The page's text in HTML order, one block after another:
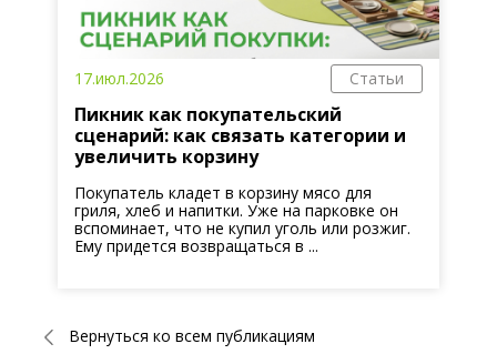
17.июл.2026 Статьи
Пикник как покупательский
сценарий: как связать категории и
увеличить корзину
Покупатель кладет в корзину мясо для
гриля, хлеб и напитки. Уже на парковке он
вспоминает, что не купил уголь или розжиг.
Ему придется возвращаться в ...
Вернуться ко всем публикациям